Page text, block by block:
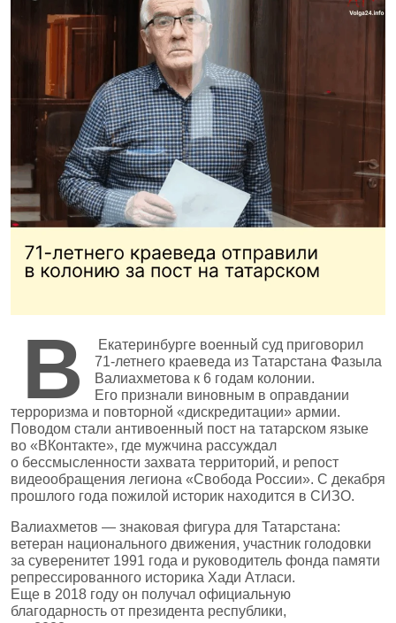
В
Екатеринбурге военный суд приговорил
71‑летнего краеведа из Татарстана Фазыла
Валиахметова к 6 годам колонии.
Его признали виновным в оправдании
терроризма и повторной «дискредитации» армии.
Поводом стали антивоенный пост на татарском языке
во «ВКонтакте», где мужчина рассуждал
о бессмысленности захвата территорий, и репост
видеообращения легиона «Свобода России». С декабря
прошлого года пожилой историк находится в СИЗО.
Валиахметов — знаковая фигура для Татарстана:
ветеран национального движения, участник голодовки
за суверенитет 1991 года и руководитель фонда памяти
репрессированного историка Хади Атласи.
Еще в 2018 году он получал официальную
благодарность от президента республики,